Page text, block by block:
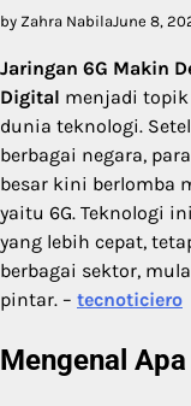
by Zahra NabilaJune 8,
Jaringan 6G Makin
Digital menjadi
dunia teknologi.
berbagai negara,
besar kini berlomba
yaitu 6G. Teknologi
yang lebih cepat,
berbagai sektor,
pintar. – tecnoticiero
Mengenal